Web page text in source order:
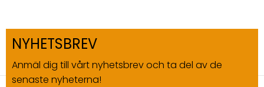
NYHETSBREV
Anmäl dig till vårt nyhetsbrev och ta del av de
senaste nyheterna!